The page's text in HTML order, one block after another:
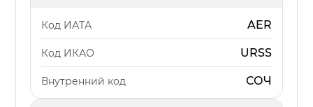
Код ИАТА AER
Код ИКАО URSS
Внутренний код СОЧ